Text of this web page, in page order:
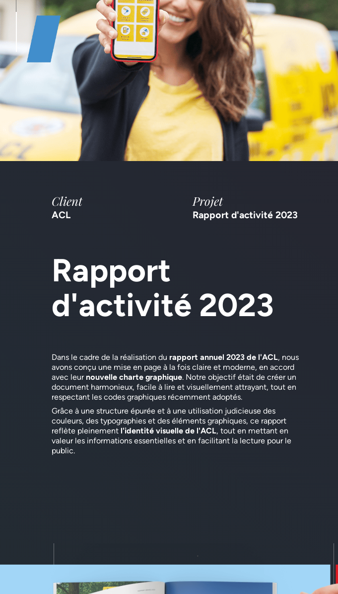
Client
ACL
Projet
Rapport d'activité 2023
Rapport
d'activité 2023
Dans le cadre de la réalisation du rapport annuel 2023 de l'ACL, nous
avons conçu une mise en page à la fois claire et moderne, en accord
avec leur nouvelle charte graphique. Notre objectif était de créer un
document harmonieux, facile à lire et visuellement attrayant, tout en
respectant les codes graphiques récemment adoptés.
Grâce à une structure épurée et à une utilisation judicieuse des
couleurs, des typographies et des éléments graphiques, ce rapport
reflète pleinement l'identité visuelle de l'ACL, tout en mettant en
valeur les informations essentielles et en facilitant la lecture pour le
public.